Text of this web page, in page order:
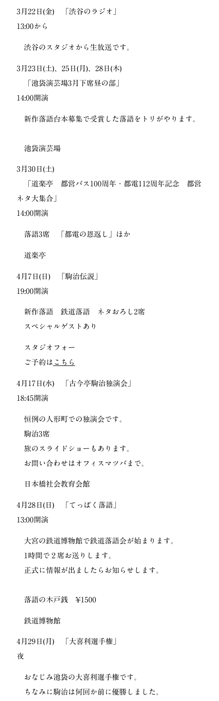
3月22日(金) 「渋谷のラジオ」
13:00から
渋谷のスタジオから生放送です。
3月23日(土)、25日(月)、28日(木)
「池袋演芸場3月下席昼の部」
14:00開演
新作落語台本募集で受賞した落語をトリがやります。
池袋演芸場
3月30日(土)
「道楽亭 都営バス100周年・都電112周年記念 都営
ネタ大集合」
14:00開演
落語3席 「都電の恩返し」ほか
道楽亭
4月7日(日) 「駒治伝説」
19:00開演
新作落語 鉄道落語 ネタおろし2席
スペシャルゲストあり
スタジオフォー
ご予約は こちら
4月17日(水) 「古今亭駒治独演会」
18:45開演
恒例の人形町での独演会です。
駒治3席
旅のスライドショーもあります。
お問い合わせはオフィスマツバまで。
日本橋社会教育会館
4月28日(日) 「てっぱく落語」
13:00開演
大宮の鉄道博物館で鉄道落語会が始まります。
1時間で２席お送りします。
正式に情報が出ましたらお知らせします。
落語の木戸銭 ¥1500
鉄道博物館
4月29日(月) 「大喜利選手権」
夜
おなじみ池袋の大喜利選手権です。
ちなみに駒治は何回か前に優勝しました。